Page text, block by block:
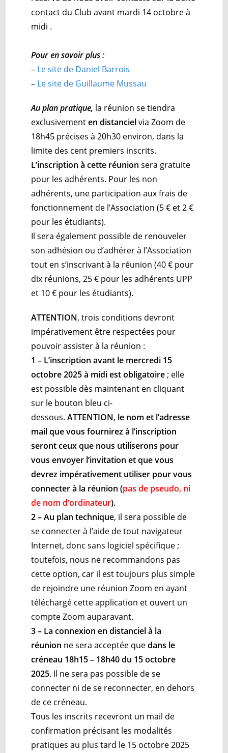
contact du Club avant mardi 14 octobre à
midi .
Pour en savoir plus :
– Le site de Daniel Barrois
– Le site de Guillaume Mussau
Au plan pratique, la réunion se tiendra
exclusivementen distancielvia Zoom de
18h45 précises à 20h30 environ, dans la
limite des cent premiers inscrits.
L’inscription à cette réunion sera gratuite
pour les adhérents. Pour les non
adhérents, une participation aux frais de
fonctionnement de l’Association (5 € et 2 €
pour les étudiants).
Il sera également possible de renouveler
son adhésion ou d’adhérer à l’Association
tout en s’inscrivant à la réunion (40 € pour
dix réunions, 25 € pour les adhérents UPP
et 10 € pour les étudiants).
ATTENTION, trois conditions devront
impérativement être respectées pour
pouvoir assister à la réunion :
1 – L’inscription avant le mercredi 15
octobre 2025 à midi est obligatoire ; elle
est possible dès maintenant en cliquant
sur le bouton bleu ci-
dessous.ATTENTION, le nom et l’adresse
mail que vous fournirez à l’inscription
seront ceux que nous utiliserons pour
vous envoyer l’invitation et que vous
devrez impérativement utiliser pour vous
connecter à la réunion (pas de pseudo, ni
de nom d’ordinateur).
2 – Au plan technique, il sera possible de
se connecter à l’aide de tout navigateur
Internet, donc sans logiciel spécifique ;
toutefois, nous ne recommandons pas
cette option, car il est toujours plus simple
de rejoindre une réunion Zoom en ayant
téléchargé cette application et ouvert un
compte Zoom auparavant.
3 – La connexion en distanciel à la
réunion ne sera acceptée quedans le
créneau 18h15 – 18h40 du 15 octobre
2025. Il ne sera pas possible de se
connecter ni de se reconnecter, en dehors
de ce créneau.
Tous les inscrits recevront un mail de
confirmation précisant les modalités
pratiques au plus tard le 15 octobre 2025